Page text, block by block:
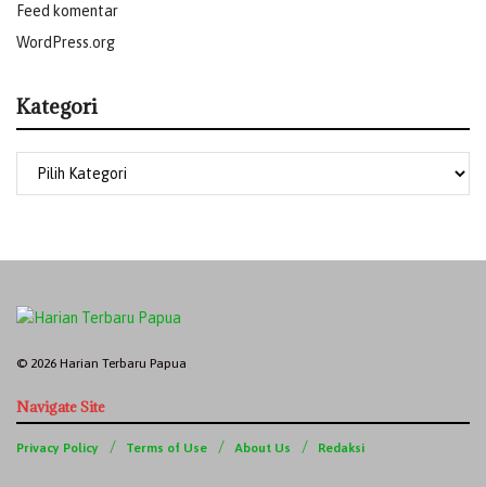
Feed komentar
WordPress.org
Kategori
© 2026 Harian Terbaru Papua
Navigate Site
Privacy Policy Terms of Use About Us Redaksi